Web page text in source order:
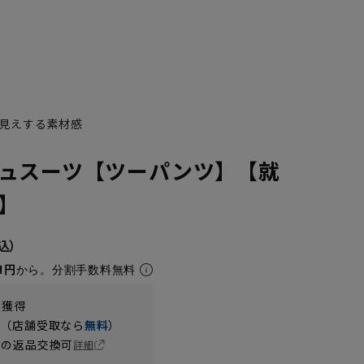
えする素材感
スーツ【ツーパンツ】【就
から。分割手数料無料
獲得
（店舗受取なら無料）
の返品交換可詳細